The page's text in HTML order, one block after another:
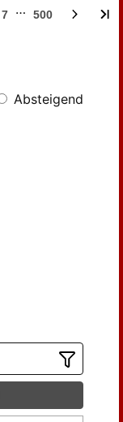
7 … 500
Absteigend